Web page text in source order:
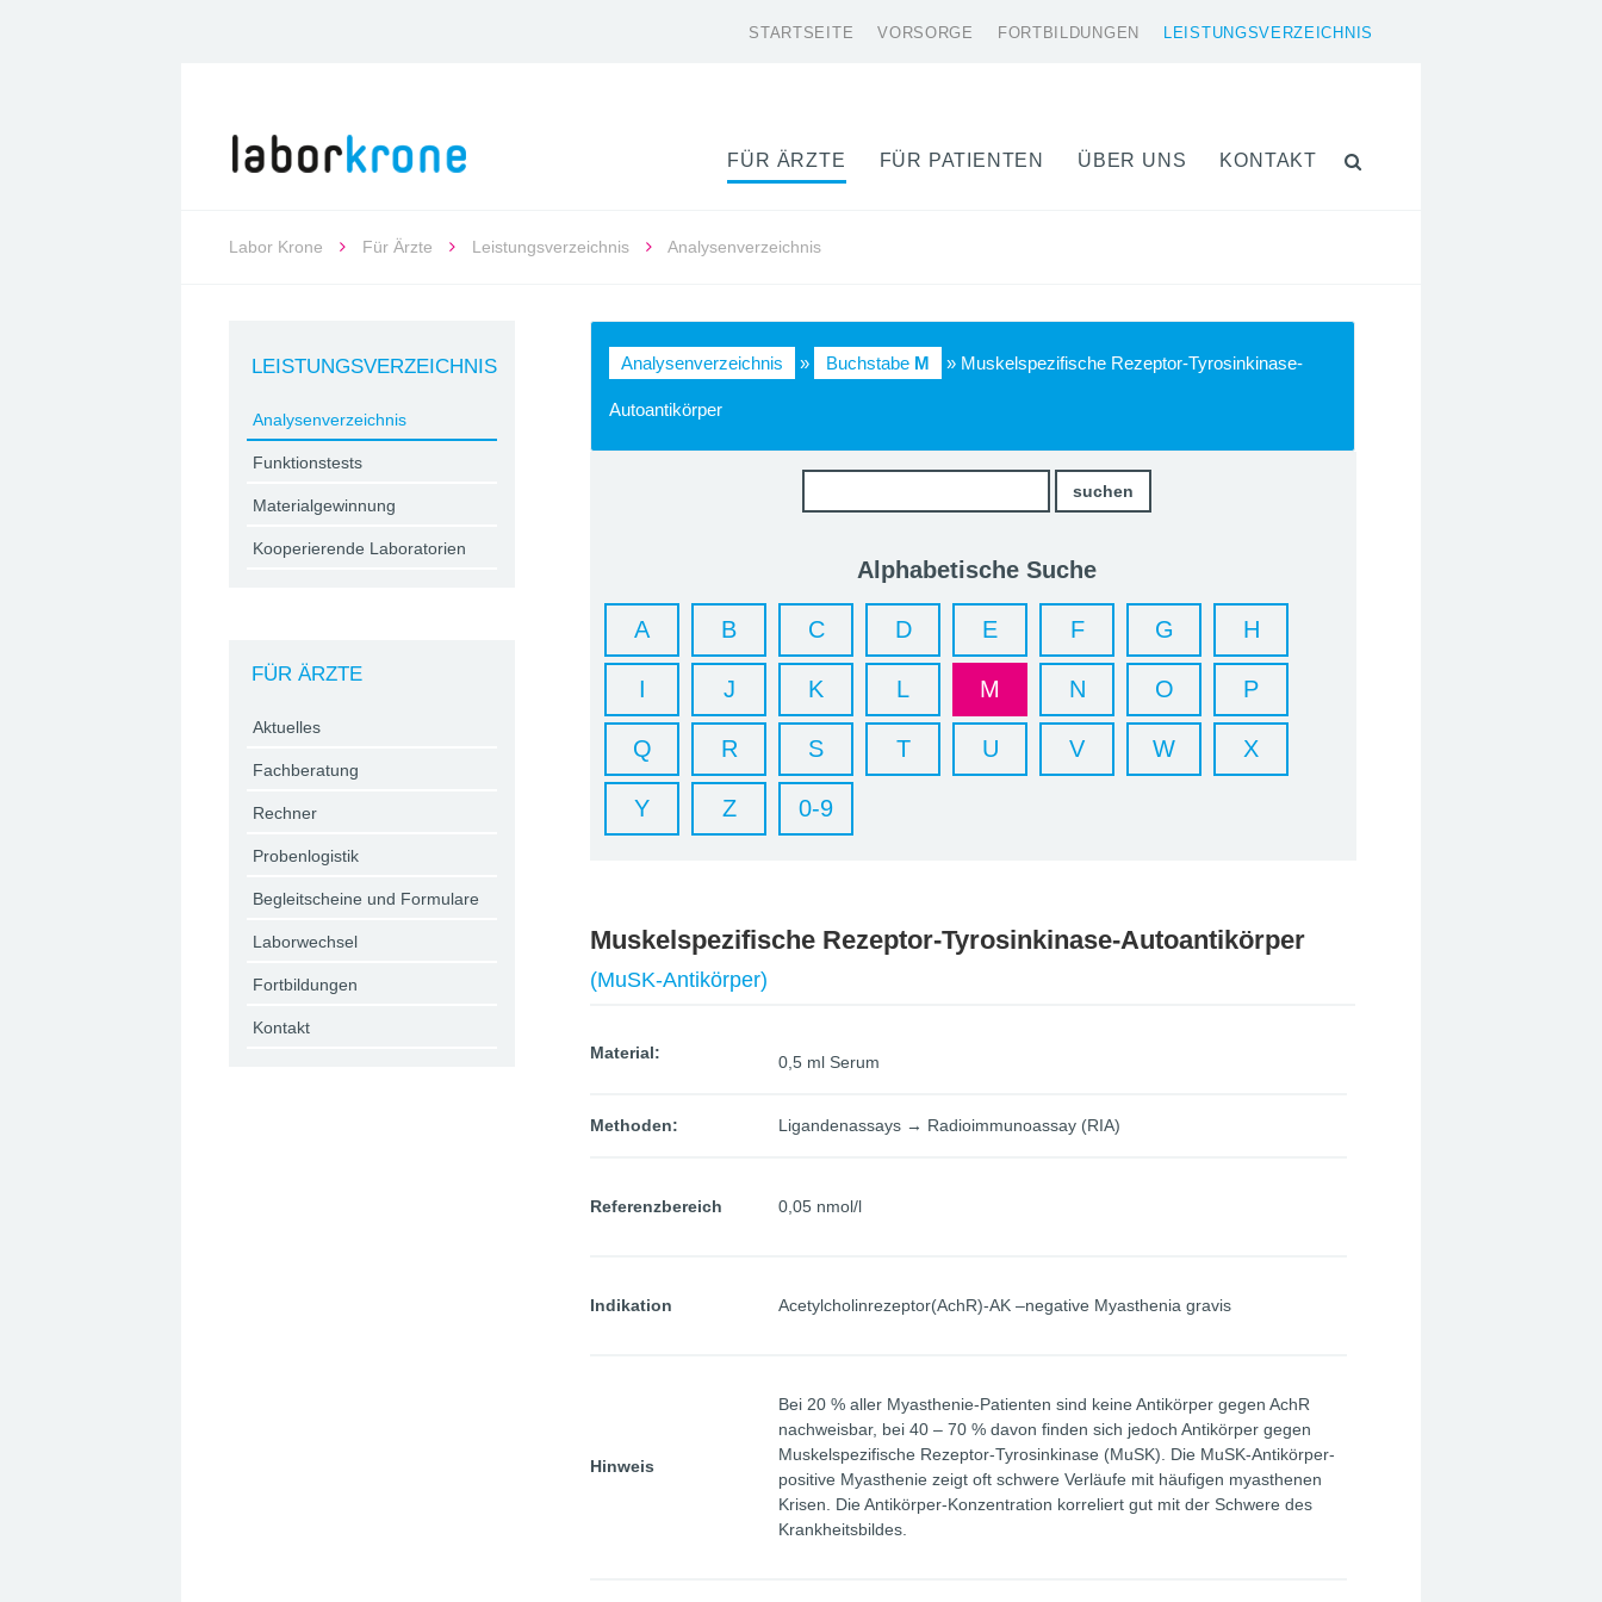
STARTSEITE VORSORGE FORTBILDUNGEN LEISTUNGSVERZEICHNIS
FÜR ÄRZTE FÜR PATIENTEN ÜBER UNS KONTAKT
Labor Krone Für Ärzte Leistungsverzeichnis Analysenverzeichnis
Analysenverzeichnis » Buchstabe M » Muskelspezifische Rezeptor-Tyrosinkinase-
Autoantikörper
Alphabetische Suche
A B C D E F G H
I J K L M N O P
Q R S T U V W X
Y Z 0-9
Muskelspezifische Rezeptor-Tyrosinkinase-Autoantikörper
(MuSK-Antikörper)
Material: 0,5 ml Serum
Methoden: Ligandenassays → Radioimmunoassay (RIA)
Referenzbereich 0,05 nmol/l
Indikation Acetylcholinrezeptor(AchR)-AK –negative Myasthenia gravis
Hinweis
Bei 20 % aller Myasthenie-Patienten sind keine Antikörper gegen AchR
nachweisbar, bei 40 – 70 % davon finden sich jedoch Antikörper gegen
Muskelspezifische Rezeptor-Tyrosinkinase (MuSK). Die MuSK-Antikörper-
positive Myasthenie zeigt oft schwere Verläufe mit häufigen myasthenen
Krisen. Die Antikörper-Konzentration korreliert gut mit der Schwere des
Krankheitsbildes.
LEISTUNGSVERZEICHNIS
Analysenverzeichnis
Funktionstests
Materialgewinnung
Kooperierende Laboratorien
FÜR ÄRZTE
Aktuelles
Fachberatung
Rechner
Probenlogistik
Begleitscheine und Formulare
Laborwechsel
Fortbildungen
Kontakt